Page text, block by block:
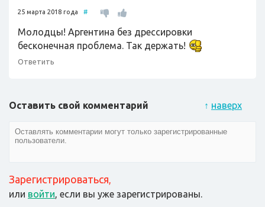
25 марта 2018 года #
Молодцы! Аргентина без дрессировки
бесконечная проблема. Так держать!
Ответить
↑ наверх
Оставить свой комментарий
Зарегистрироваться,
или войти, если вы уже зарегистрированы.